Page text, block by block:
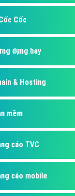
Cốc
dụng hay
& Hosting
mềm
cáo TVC
cáo mobile